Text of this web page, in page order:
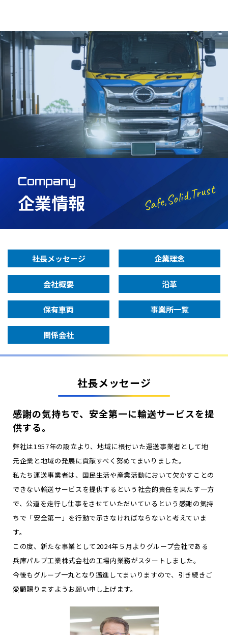
Company
企業情報 Safe,Solid,Trust
社長メッセージ 企業理念
会社概要 沿革
保有車両 事業所一覧
関係会社
社長メッセージ
感謝の気持ちで、 安全第一に輸送サービスを提
供する。
弊社は1957年の設立より、地域に根付いた運送事業者として地
元企業と地域の発展に貢献すべく努めてまいりました。
私たち運送事業者は、国民生活や産業活動において欠かすことの
できない輸送サービスを提供するという社会的責任を果たす一方
で、公道を走行し仕事をさせていただいているという感謝の気持
ちで「安全第一」を行動で示さなければならないと考えていま
す。
この度、新たな事業として2024年５月よりグループ会社である
兵庫パルプ工業株式会社の工場内業務がスタートしました。
今後もグループ一丸となり邁進してまいりますので、引き続きご
愛顧賜りますようお願い申し上げます。